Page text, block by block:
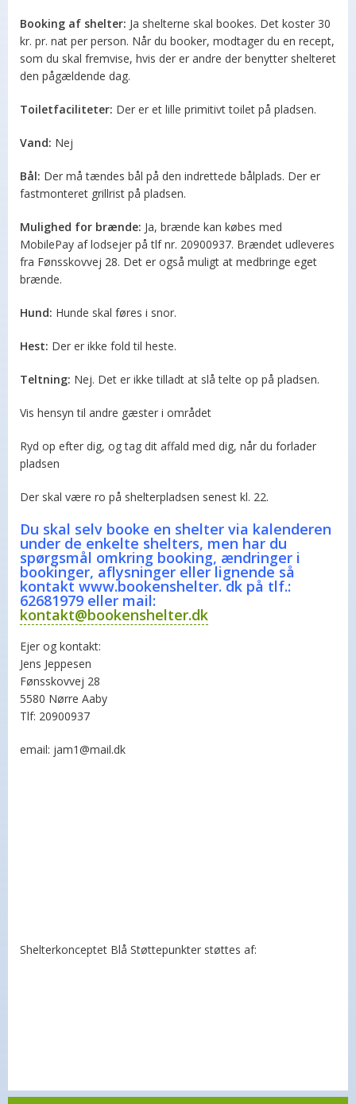
Booking af shelter: Ja shelterne skal bookes. Det koster 30
kr. pr. nat per person. Når du booker, modtager du en recept,
som du skal fremvise, hvis der er andre der benytter shelteret
den pågældende dag.
Toiletfaciliteter: Der er et lille primitivt toilet på pladsen.
Vand: Nej
Bål: Der må tændes bål på den indrettede bålplads. Der er
fastmonteret grillrist på pladsen.
Mulighed for brænde: Ja, brænde kan købes med
MobilePay af lodsejer på tlf nr. 20900937. Brændet udleveres
fra Fønsskovvej 28. Det er også muligt at medbringe eget
brænde.
Hund: Hunde skal føres i snor.
Hest: Der er ikke fold til heste.
Teltning: Nej. Det er ikke tilladt at slå telte op på pladsen.
Vis hensyn til andre gæster i området
Ryd op efter dig, og tag dit affald med dig, når du forlader
pladsen
Der skal være ro på shelterpladsen senest kl. 22.
Du skal selv booke en shelter via kalenderen
under de enkelte shelters, men har du
spørgsmål omkring booking, ændringer i
bookinger, aflysninger eller lignende så
kontakt www.bookenshelter. dk på tlf.:
62681979 eller mail:
kontakt@bookenshelter.dk
Ejer og kontakt:
Jens Jeppesen
Fønsskovvej 28
5580 Nørre Aaby
Tlf: 20900937
email: jam1@mail.dk
Shelterkonceptet Blå Støttepunkter støttes af: